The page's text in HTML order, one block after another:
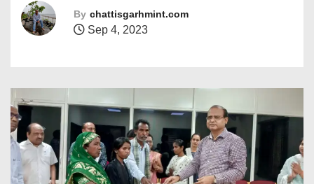
By chattisgarhmint.com
Sep 4, 2023